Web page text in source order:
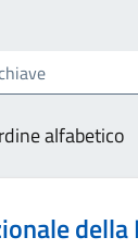
alfabetico